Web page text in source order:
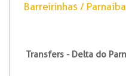
Barreirinhas /
Transfers - Delta do